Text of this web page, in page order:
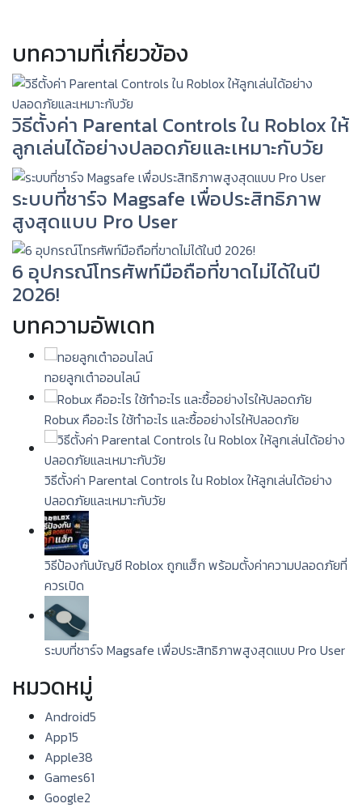
บทความที่เกี่ยวข้อง
วิธีตั้งค่า Parental Controls ใน Roblox ให้
ลูกเล่นได้อย่างปลอดภัยและเหมาะกับวัย
ระบบที่ชาร์จ Magsafe เพื่อประสิทธิภาพ
สูงสุดแบบ Pro User
6 อุปกรณ์โทรศัพท์มือถือที่ขาดไม่ได้ในปี
2026!
บทความอัพเดท
ทอยลูกเต๋าออนไลน์
Robux คืออะไร ใช้ทำอะไร และซื้ออย่างไรให้ปลอดภัย
วิธีตั้งค่า Parental Controls ใน Roblox ให้ลูกเล่นได้อย่าง
ปลอดภัยและเหมาะกับวัย
วิธีป้องกันบัญชี Roblox ถูกแฮ็ก พร้อมตั้งค่าความปลอดภัยที่
ควรเปิด
ระบบที่ชาร์จ Magsafe เพื่อประสิทธิภาพสูงสุดแบบ Pro User
หมวดหมู่
Android5
App15
Apple38
Games61
Google2